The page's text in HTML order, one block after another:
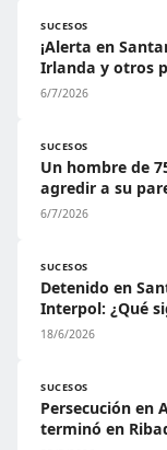
SUCESOS
¡Alerta en
Irlanda y otros
6/7/2026
SUCESOS
Un hombre de
agredir a su
6/7/2026
SUCESOS
Detenido en
Interpol: ¿Qué
18/6/2026
SUCESOS
Persecución en
terminó en